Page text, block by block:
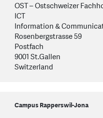
OST – Ostschweizer
ICT
Information &
Rosenbergstrasse 59
Postfach
9001 St.Gallen
Switzerland
Campus Rapperswil-Jona